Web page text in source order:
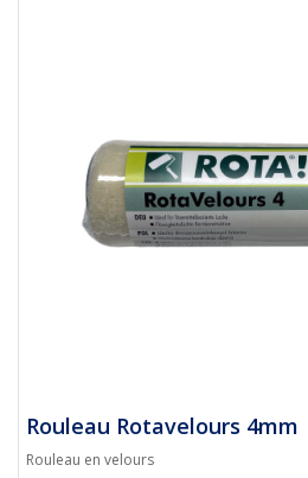
Rouleau Rotavelours 4mm
Rouleau en velours